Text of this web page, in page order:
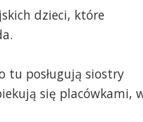
dzieci, które
tu posługują siostry
się placówkami,